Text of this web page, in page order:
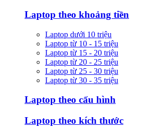
Laptop theo khoảng tiền
Laptop dưới 10 triệu
Laptop từ 10 - 15 triệu
Laptop từ 15 - 20 triệu
Laptop từ 20 - 25 triệu
Laptop từ 25 - 30 triệu
Laptop từ 30 - 35 triệu
Laptop theo cấu hình
Laptop theo kích thước